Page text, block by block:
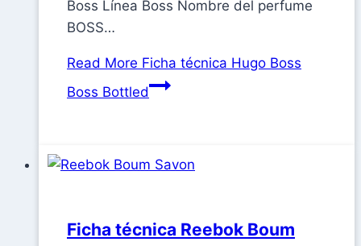
Boss Línea Boss Nombre del perfume
BOSS…
Read More Ficha técnica Hugo Boss
Boss Bottled
Ficha técnica Reebok Boum